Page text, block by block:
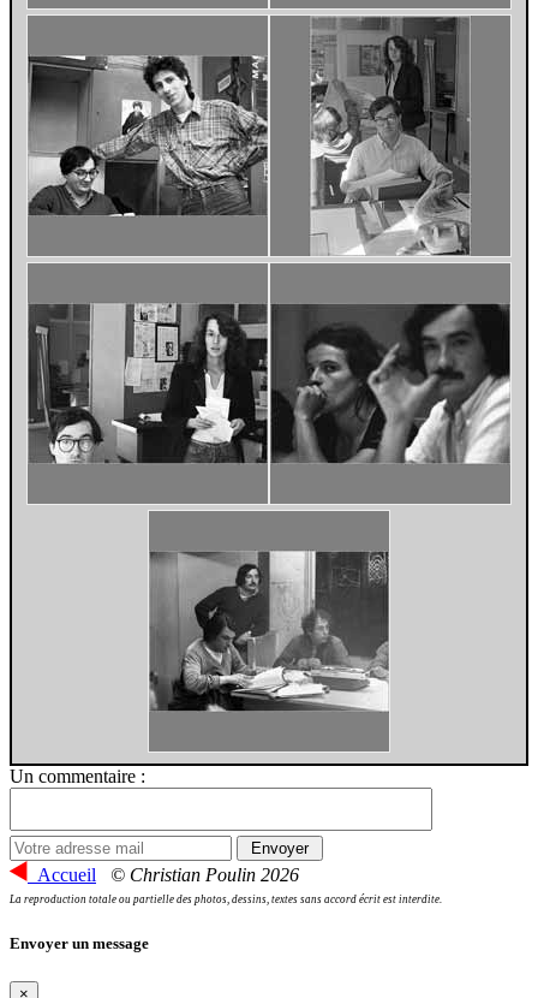
Un commentaire :
Accueil © Christian Poulin 2026
La reproduction totale ou partielle des photos, dessins, textes sans accord écrit est interdite.
Envoyer un message
×